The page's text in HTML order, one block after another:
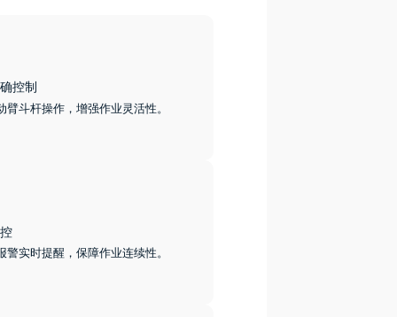
控制
臂斗杆操作，增强作业灵活性。
警实时提醒，保障作业连续性。